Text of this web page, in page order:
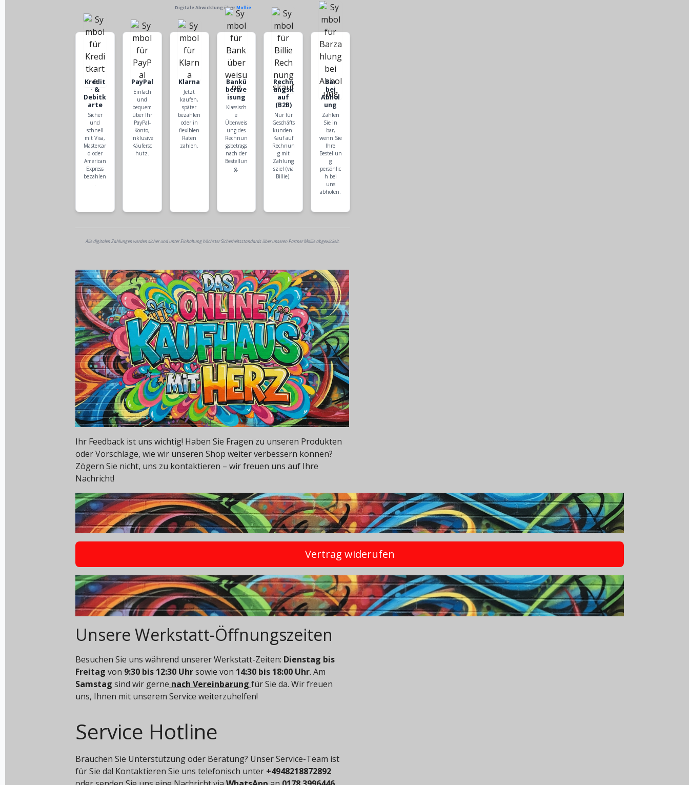
Digitale Abwicklung überMollie
Kredit
- &
Debitk
arte
Sicher
und
schnell
mit Visa,
Mastercar
d oder
American
Express
bezahlen
.
PayPal
Einfach
und
bequem
über Ihr
PayPal-
Konto,
inklusive
Käufersc
hutz.
Klarna
Jetzt
kaufen,
später
bezahlen
oder in
flexiblen
Raten
zahlen.
Bankü
berwe
isung
Klassisch
e
Überweis
ung des
Rechnun
gsbetrags
nach der
Bestellun
g.
Rechn
ungsk
auf
(B2B)
Nur für
Geschäfts
kunden:
Kauf auf
Rechnun
g mit
Zahlung
sziel (via
Billie).
Bar
bei
Abhol
ung
Zahlen
Sie in
bar,
wenn Sie
Ihre
Bestellun
g
persönlic
h bei
uns
abholen.
Alle digitalen Zahlungen werden sicher und unter Einhaltung höchster Sicherheitsstandards über unseren Partner Mollie abgewickelt.
Ihr Feedback ist uns wichtig! Haben Sie Fragen zu unseren Produkten
oder Vorschläge, wie wir unseren Shop weiter verbessern können?
Zögern Sie nicht, uns zu kontaktieren – wir freuen uns auf Ihre
Nachricht!
Vertrag widerufen
Unsere Werkstatt-Öffnungszeiten
Besuchen Sie uns während unserer Werkstatt-Zeiten: Dienstag bis
Freitag von 9:30 bis 12:30 Uhrsowie von 14:30 bis 18:00 Uhr. Am
Samstag sind wir gerne nach Vereinbarung für Sie da. Wir freuen
uns, Ihnen mit unserem Service weiterzuhelfen!
Service Hotline
Brauchen Sie Unterstützung oder Beratung? Unser Service-Team ist
für Sie da! Kontaktieren Sie uns telefonisch unter +4948218872892